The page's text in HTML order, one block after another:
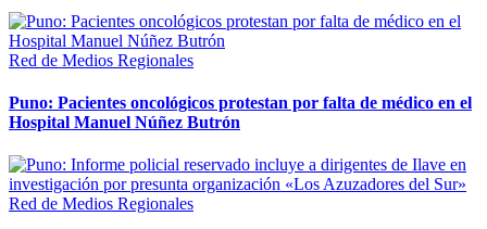
Red de Medios Regionales
Puno: Pacientes oncológicos protestan por falta de médico en el
Hospital Manuel Núñez Butrón
Red de Medios Regionales